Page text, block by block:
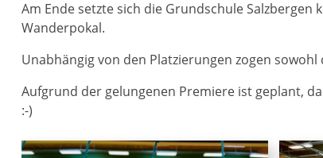
Am Ende setzte sich die Grundschule
Wanderpokal.
Unabhängig von den Platzierungen zogen
Aufgrund der gelungenen Premiere ist geplant,
:-)